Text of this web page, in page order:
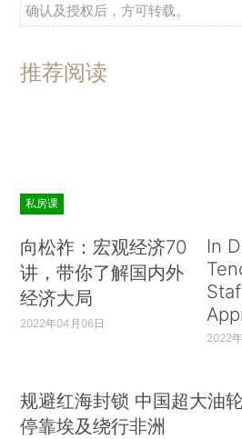
确认及授权后，方可转载。
推荐阅读
私房课
向松祚：宏观经济70
讲，带你了解国内外
经济大局
2022年04月06日
In
2022
规避红海封锁 中国超大油轮
停靠埃及绕行非洲